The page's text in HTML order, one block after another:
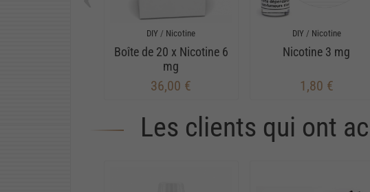
DIY / Nicotine
Boîte de 20 x Nicotine 6
mg
36,00 €
DIY / Nicotine
Nicotine 3 mg
1,80 €
Les clients qui ont